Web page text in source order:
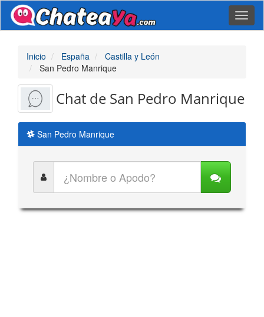
Inicio España
Castilla y León
San Pedro Manrique
Chat de San Pedro Manrique
San Pedro Manrique